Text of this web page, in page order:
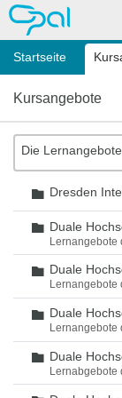
OPAL
Startseite
Kursangebote
Die
Ordner
Dresden
Ordner
Duale
Ordner
Duale
Lernangebote
Ordner
Duale
Ordner
Duale